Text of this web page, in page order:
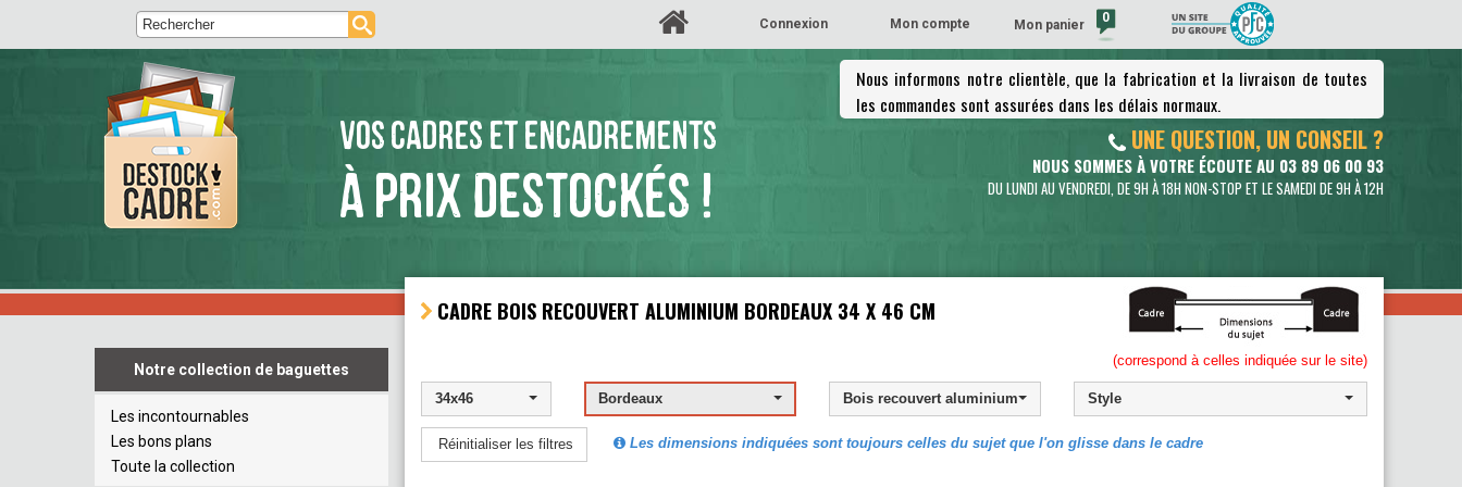
Mon panier 0
(vide)
Mon compte
Connexion
VOS CADRES ET ENCADREMENTS
À PRIX DESTOCKÉS !
Nous informons notre clientèle, que la fabrication et la livraison de toutes
les commandes sont assurées dans les délais normaux.
UNE QUESTION, UN CONSEIL ?
NOUS SOMMES À VOTRE ÉCOUTE AU 03 89 06 00 93
DU LUNDI AU VENDREDI, DE 9H À 18H NON-STOP ET LE SAMEDI DE 9H À 12H
Notre collection de baguettes
Les incontournables
Les bons plans
Toute la collection
CADRE BOIS RECOUVERT ALUMINIUM
(correspond à celles indiquée sur le site)
34x46 Bois recouvert aluminium
Réinitialiser les filtres Les dimensions indiquées sont toujours celles du sujet que l'on glisse dans le cadre